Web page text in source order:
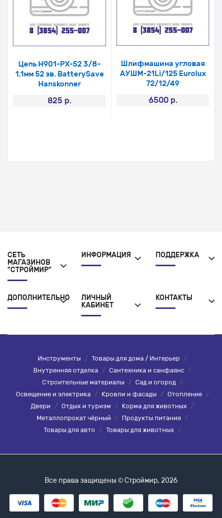
Цепь H901-PX-52 3/8-
1,1мм 52 зв. BatterySave
Hanskonner
825 р.
Шлифмашина угловая
АУШМ-21Li/125 Eurolux
72/12/49
6500 р.
СЕТЬ
МАГАЗИНОВ
"СТРОЙМИР"
ИНФОРМАЦИЯ ПОДДЕРЖКА
ДОПОЛНИТЕЛЬНО
ЛИЧНЫЙ
КАБИНЕТ
КОНТАКТЫ
Инструменты / Товары для дома / Интерьер /
Внутренняя отделка / Сантехника и санфаянс /
Строительные материалы
/ Сад и огород
/
Освещение и электрика
/ Кровли и фасады / Отопление
/
Двери
/ Отдых и туризм / Корма для животных /
Металлопрокат чёрный
/ Продукты питания /
Товары для авто
/ Товары для животных /
Все права защищены © Строймир, 2026